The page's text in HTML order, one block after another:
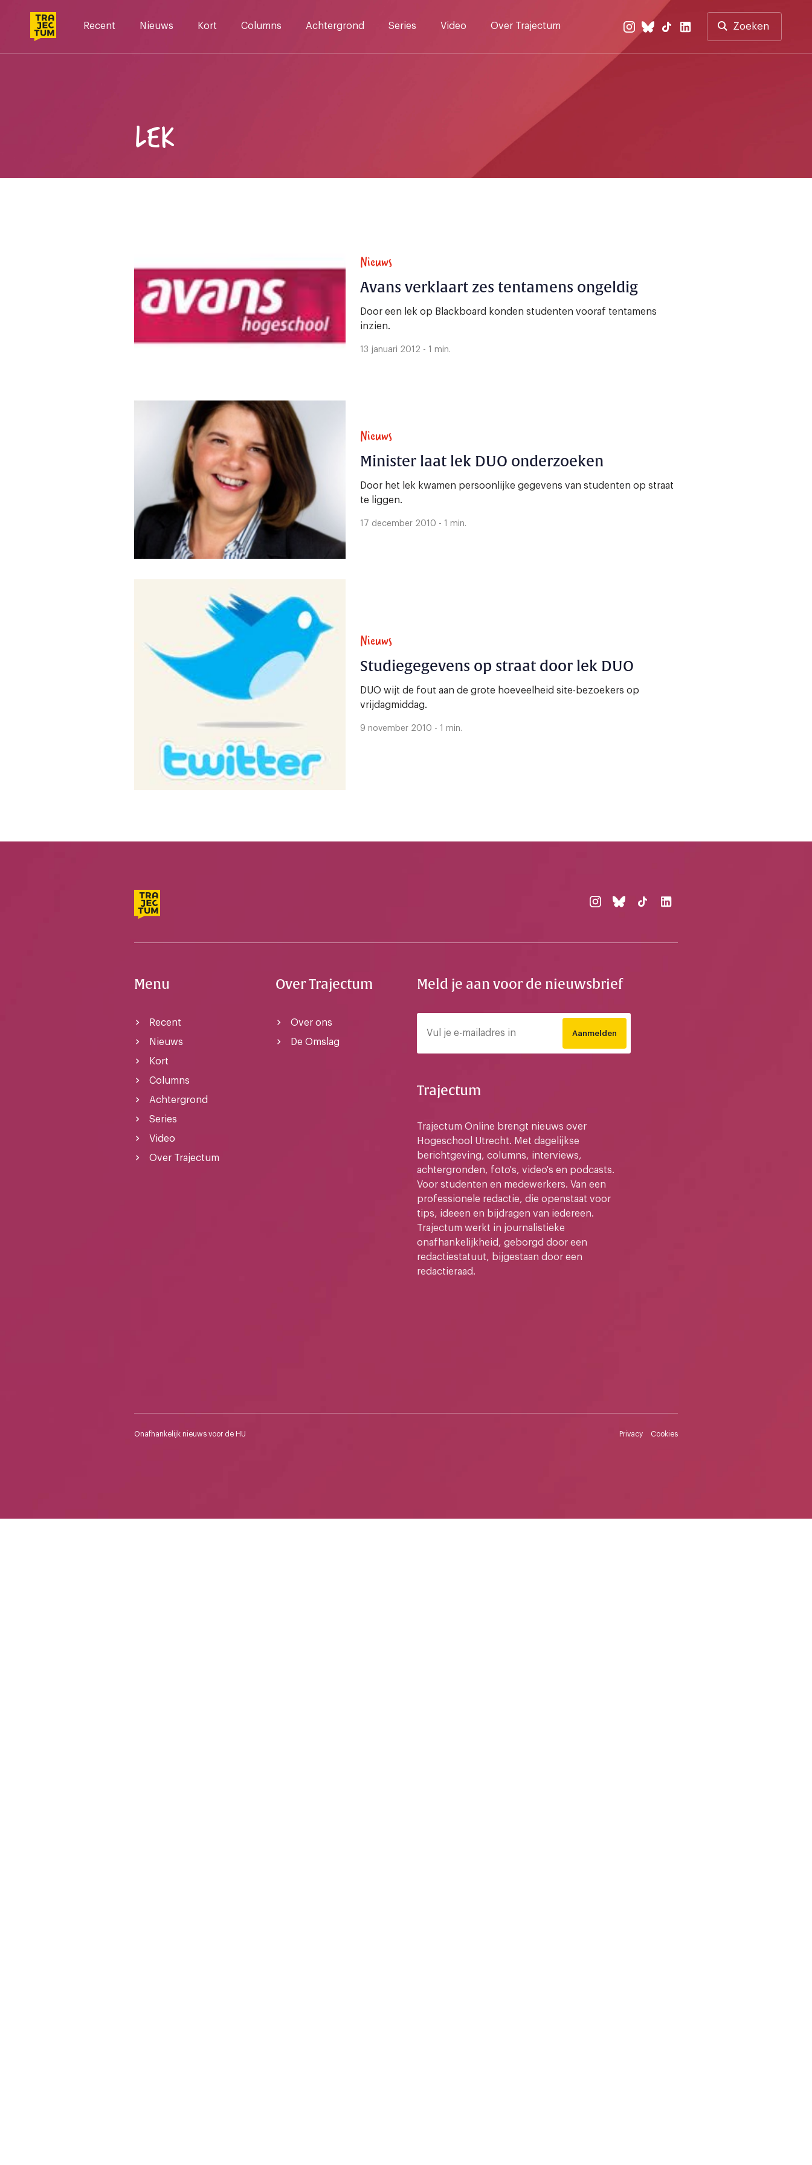
Recent Nieuws Kort Columns Achtergrond Series Video Over Trajectum Zoeken
LEK
Nieuws
Avans verklaart zes tentamens ongeldig
Door een lek op Blackboard konden studenten vooraf tentamens
inzien.
13 januari 2012 - 1 min.
Nieuws
Minister laat lek DUO onderzoeken
Door het lek kwamen persoonlijke gegevens van studenten op straat
te liggen.
17 december 2010 - 1 min.
Nieuws
Studiegegevens op straat door lek DUO
DUO wijt de fout aan de grote hoeveelheid site-bezoekers op
vrijdagmiddag.
9 november 2010 - 1 min.
Menu
Recent
Nieuws
Kort
Columns
Achtergrond
Series
Video
Over Trajectum
Over Trajectum
Over ons
De Omslag
Meld je aan voor de nieuwsbrief
Aanmelden
Trajectum
Trajectum Online brengt nieuws over
Hogeschool Utrecht. Met dagelijkse
berichtgeving, columns, interviews,
achtergronden, foto's, video's en podcasts.
Voor studenten en medewerkers. Van een
professionele redactie, die openstaat voor
tips, ideeen en bijdragen van iedereen.
Trajectum werkt in journalistieke
onafhankelijkheid, geborgd door een
redactiestatuut, bijgestaan door een
redactieraad.
Onafhankelijk nieuws voor de HU Privacy Cookies